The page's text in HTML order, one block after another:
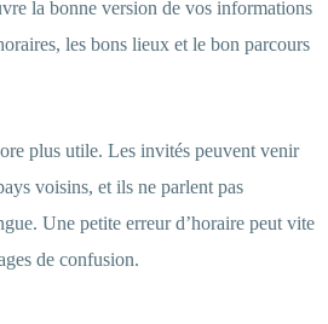
la bonne version de vos informations
les bons lieux et le bon parcours
plus utile. Les invités peuvent venir
voisins, et ils ne parlent pas
Une petite erreur d’horaire peut vite
de confusion.